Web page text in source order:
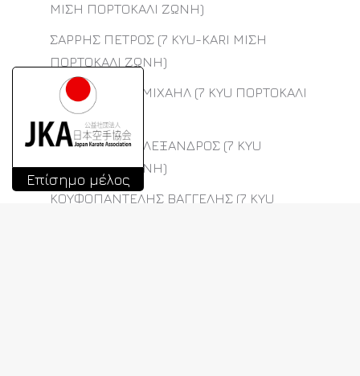
ΜΙΣΗ ΠΟΡΤΟΚΑΛΙ ΖΩΝΗ)
ΣΑΡΡΗΣ ΠΕΤΡΟΣ (7 KYU-KARI ΜΙΣΗ
ΠΟΡΤΟΚΑΛΙ ΖΩΝΗ)
ΒΕΛΙΒΑΣΑΚΗΣ ΜΙΧΑΗΛ (7 KYU ΠΟΡΤΟΚΑΛΙ
ΖΩΝΗ)
ΓΕΩΡΓΟΥΣΗΣ ΑΛΕΞΑΝΔΡΟΣ (7 KYU
ΠΟΡΤΟΚΑΛΙ ΖΩΝΗ)
ΚΟΥΦΟΠΑΝΤΕΛΗΣ ΒΑΓΓΕΛΗΣ (7 KYU
Επίσημο μέλος